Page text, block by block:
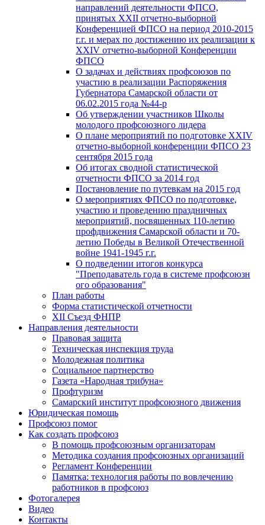
направлений деятельности ФПСО,
принятых XXII отчетно-выборной
Конференцией ФПСО на период 2010-2015
г.г. и мерах по достижению их реализации к
XXIV отчетно-выборной Конференции
ФПСО
О задачах и действиях профсоюзов по
участию в реализации Распоряжения
Губернатора Самарской области от
06.02.2015 года №44-р
Об утверждении участников Школы
молодого профсоюзного лидера
О плане мероприятий по подготовке XXIV
отчетно-выборной конференции ФПСО 23
сентября 2015 года
Об итогах сводной статистической
отчетности ФПСО за 2014 год
Постановление по путевкам на 2015 год
О мероприятиях ФПСО по подготовке,
участию и проведению праздничных
мероприятий, посвященных 110-летию
профдвижения Самарской области и 70-
летию Победы в Великой Отечественной
войне 1941-1945 г.г.
О подведении итогов конкурса
"Преподаватель года в системе профсоюзн
ого образования"
План работы
Форма статистической отчетности
XII Съезд ФНПР
Направления деятельности
Правовая защита
Техническая инспекция труда
Молодежная политика
Социальное партнерство
Газета «Народная трибуна»
Профтуризм
Самарский институт профсоюзного движения
Юридическая помощь
Профсоюз помог
Как создать профсоюз
В помощь профсоюзным организаторам
Методика создания профсоюзных организаций
Регламент Конференции
Памятка: технология работы по вовлечению
работников в профсоюз
Фотогалерея
Видео
Контакты